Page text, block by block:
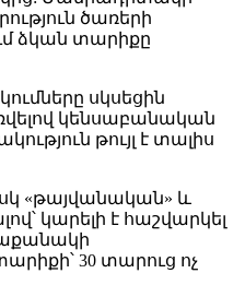
ծառերի
ձկան տարիքը
սկսեցին
կենսաբանական
թույլ է տալիս
«թայվանական» և
կարելի է հաշվարկել
30 տարուց ոչ